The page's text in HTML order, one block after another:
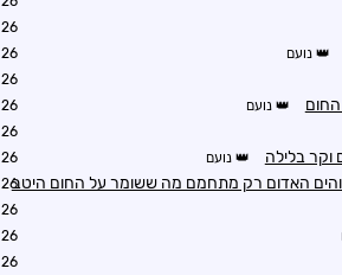
נועם
החום נועם
וקר בלילה נועם
והים האדום רק מתחמם מה ששומר על החום היטב